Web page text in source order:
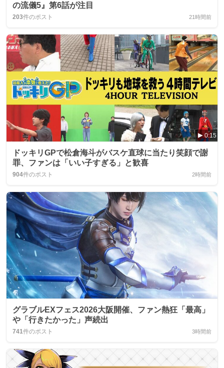
の流儀5』第6話が注目
203件のポスト 21時間前
0:15
ドッキリGPで松倉海斗がバスケ直球に当たり笑顔で謝
罪、ファンは「いい子すぎる」と歓喜
904件のポスト 2時間前
グラブルEXフェス2026大阪開催、ファン熱狂「最高」
や「行きたかった」声続出
741件のポスト 3時間前